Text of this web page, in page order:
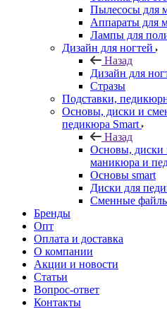
Пылесосы для
Аппараты для
Лампы для
Дизайн для ногтей
Назад
Дизайн для
Стразы
Подставки,
Основы, диски и
педикюра Smart
Назад
Основы, диски
маникюра и
Основы smart
Диски для
Сменные
Бренды
Опт
Оплата и доставка
О компании
Акции и новости
Статьи
Вопрос-ответ
Контакты